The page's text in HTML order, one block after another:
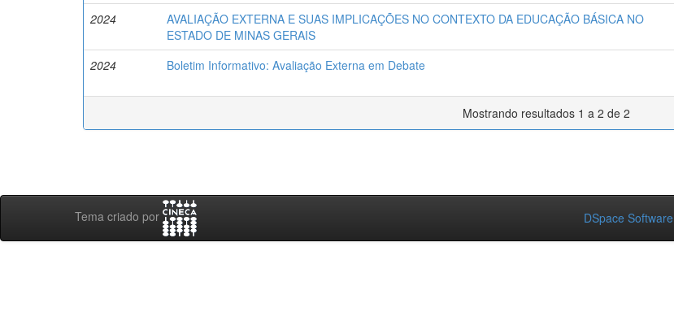
2024
AVALIAÇÃO EXTERNA E SUAS IMPLICAÇÕES NO CONTEXTO DA EDUCAÇÃO BÁSICA NO
ESTADO DE MINAS GERAIS
2024 Boletim Informativo: Avaliação Externa em Debate
Mostrando resultados 1 a 2 de 2
Tema criado por DSpace Software